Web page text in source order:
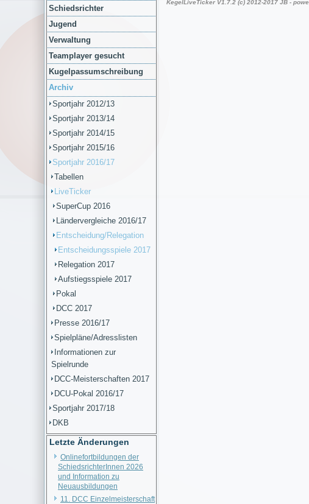
Schiedsrichter
Jugend
Verwaltung
Teamplayer gesucht
Kugelpassumschreibung
Archiv
Sportjahr 2012/13
Sportjahr 2013/14
Sportjahr 2014/15
Sportjahr 2015/16
Sportjahr 2016/17
Tabellen
LiveTicker
SuperCup 2016
Ländervergleiche 2016/17
Entscheidung/Relegation
Entscheidungsspiele 2017
Relegation 2017
Aufstiegsspiele 2017
Pokal
DCC 2017
Presse 2016/17
Spielpläne/Adresslisten
Informationen zur
Spielrunde
DCC-Meisterschaften 2017
DCU-Pokal 2016/17
Sportjahr 2017/18
DKB
Letzte Änderungen
Onlinefortbildungen der
SchiedsrichterInnen 2026
und Information zu
Neuausbildungen
11. DCC Einzelmeisterschaft